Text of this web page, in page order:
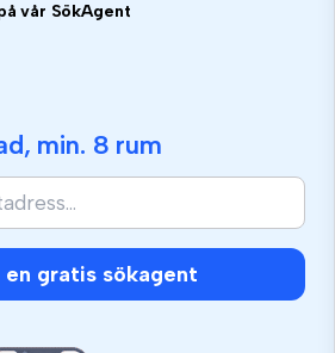
vår SökAgent
min. 8 rum
en gratis sökagent